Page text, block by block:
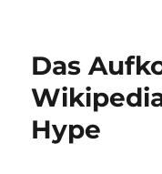
Das
Hype